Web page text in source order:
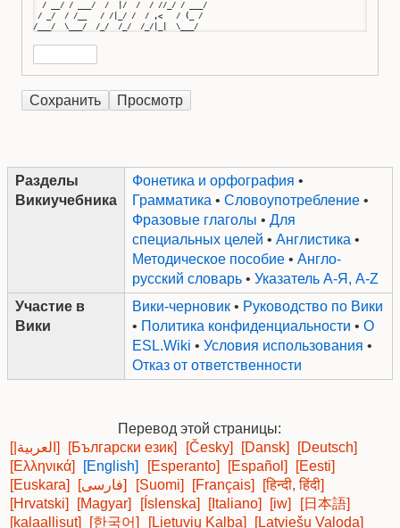
  / __/ / ___/  /  |/  /  / //_/ / ___/
/ _/  / /__   / /|_/ /  / ,<   / (_ /
/___/  \___/  /_/  /_/  /_/|_|  \___/
Разделы
Викиучебника
Фонетика и орфография •
Грамматика • Словоупотребление •
Фразовые глаголы • Для
специальных целей • Англистика •
Методическое пособие • Англо-
русский словарь • Указатель А-Я, A-Z
Участие в
Вики
Вики-черновик • Руководство по Вики
• Политика конфиденциальности • О
ESL.Wiki • Условия использования •
Отказ от ответственности
Перевод этой страницы:
[|العربية]
[Български език] [Česky] [Dansk]
[Deutsch]
[Ελληνικά]
[English] [Esperanto] [Español]
[Eesti]
[Euskara]
[فارسی] [Suomi] [Français]
[हिन्दी, हिंदी]
[Hrvatski]
[Magyar] [Íslenska] [Italiano] [iw]
[日本語]
[kalaallisut]
[한국어] [Lietuvių Kalba] [Latviešu Valoda]